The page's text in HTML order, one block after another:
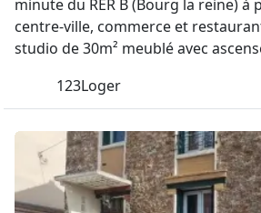
minute du RER B (Bourg la reine) à
centre-ville, commerce et
studio de 30m² meublé avec
123Loger